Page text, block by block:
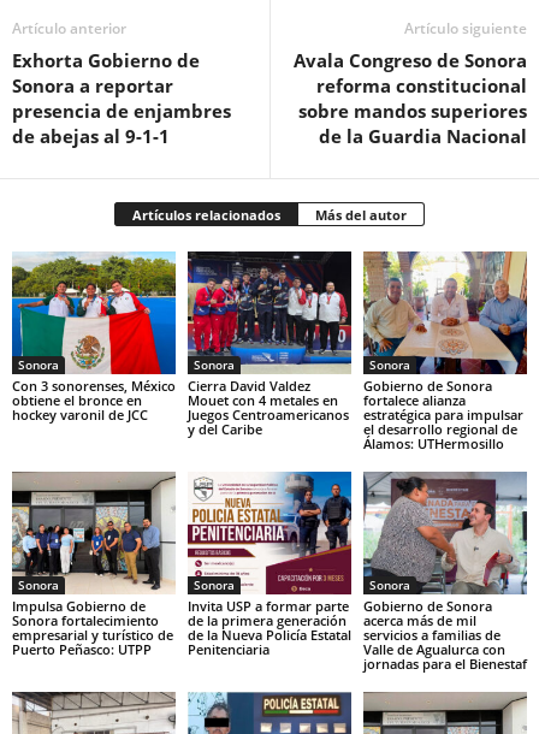
Artículo anterior
Exhorta Gobierno de
Sonora a reportar
presencia de enjambres
de abejas al 9-1-1
Artículo siguiente
Avala Congreso de Sonora
reforma constitucional
sobre mandos superiores
de la Guardia Nacional
Artículos relacionados Más del autor
Sonora
Con 3 sonorenses, México
obtiene el bronce en
hockey varonil de JCC
Sonora
Cierra David Valdez
Mouet con 4 metales en
Juegos Centroamericanos
y del Caribe
Sonora
Gobierno de Sonora
fortalece alianza
estratégica para impulsar
el desarrollo regional de
Álamos: UTHermosillo
Sonora
Impulsa Gobierno de
Sonora fortalecimiento
empresarial y turístico de
Puerto Peñasco: UTPP
Sonora
Invita USP a formar parte
de la primera generación
de la Nueva Policía Estatal
Penitenciaria
Sonora
Gobierno de Sonora
acerca más de mil
servicios a familias de
Valle de Agualurca con
jornadas para el Bienestaf